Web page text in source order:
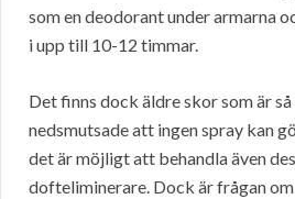
som en deodorant under armarna
i upp till 10-12 timmar.
Det finns dock äldre skor som är
nedsmutsade att ingen spray kan
det är möjligt att behandla även
dofteliminerare. Dock är frågan